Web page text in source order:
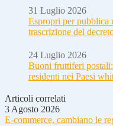
31 Luglio 2026
Espropri per pubblica
trascrizione del
24 Luglio 2026
Buoni fruttiferi
residenti nei Paesi
Articoli correlati
3 Agosto 2026
E-commerce, cambiano le